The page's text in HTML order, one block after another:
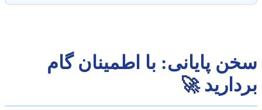
سخن پایانی: با اطمینان گام
بردارید 🚀